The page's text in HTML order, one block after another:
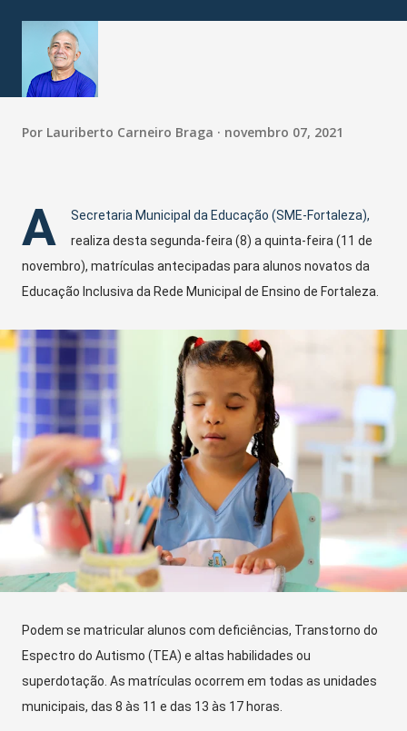
Por Lauriberto Carneiro Braga novembro 07, 2021
A
Secretaria Municipal da Educação (SME-Fortaleza),
realiza desta segunda-feira (8) a quinta-feira (11 de
novembro), matrículas antecipadas para alunos novatos da
Educação Inclusiva da Rede Municipal de Ensino de Fortaleza.
Podem se matricular alunos com deficiências, Transtorno do
Espectro do Autismo (TEA) e altas habilidades ou
superdotação. As matrículas ocorrem em todas as unidades
municipais, das 8 às 11 e das 13 às 17 horas.